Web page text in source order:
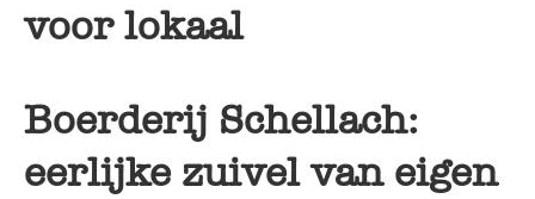
voor lokaal
Boerderij Schellach:
eerlijke zuivel van eigen